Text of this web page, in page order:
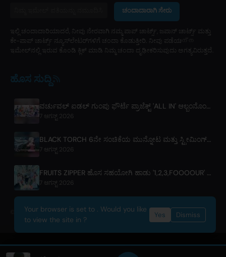
ಚಂದಾದಾರಾಗಿ ಸೇರು
ಇಲ್ಲಿ ಚಂದಾದಾರಿಯಾದರೆ, ನೀವು ನೇರವಾಗಿ ನಮ್ಮ ಪಾಪ್ ಚಾರ್ಟ್ಸ್, ಜಪಾನ್ ಚಾರ್ಟ್ಸ್ ಮತ್ತು
ಕೇ-ಪಾಪ್ ಚಾರ್ಟ್ಸ್ ನ್ಯೂಸ್‌ಲೇಟರ್‌ಗಳಿಗೆ ಚಂದಾ ಕೊಡುತ್ತೀರಿ. ನೀವು ಪಡೆಯുന്ന
ಇಮೇಲ್‌ನಲ್ಲಿ ಇರುವ ಕೊಂಡಿ ಕ್ಲಿಕ್ ಮಾಡಿ ನಿಮ್ಮ ಚಂದಾ ದೃಢೀಕರಿಸುವುದು ಅಗತ್ಯವಿರುತ್ತದೆ.
ಹೊಸ ಸುದ್ದಿ
ವರ್ಚುವಲ್ ಐಡಲ್ ಗುಂಪು ಫೌರ್ಟೆ ಪ್ರಾಜೆಕ್ಟ್ 'ALL IN' ಆಲ್ಬಂನೊಂದಿಗೆ ಡೆಬ್ಯೂಟ್ ಮಾಡಿದೆ, ಇದನ್ನು m-flo's ☆ಟಕು ತಕಹಾಶಿ ನಿರ್ಮಿಸಿದ್ದಾರೆ
7 ಆಗಸ್ಟ್ 2026
BLACK TORCH 6ನೇ ಸಂಚಿಕೆಯ ಮುನ್ನೋಟ ಮತ್ತು ಸ್ಟ್ರೀಮಿಂಗ್ ವಿವರಗಳು
7 ಆಗಸ್ಟ್ 2026
FRUITS ZIPPER ಹೊಸ ಸಹಯೋಗಿ ಹಾಡು '1,2,3,FOOOOUR' ಬಿಡುಗಡೆ ಮಾಡಿದ್ದಾರೆ
7 ಆಗಸ್ಟ್ 2026
© 2026 OnlyHit. All rights reserved. - Metadata provided byACRCloud
Your browser is set to . Would you like
to view the site in ?
Yes Dismiss